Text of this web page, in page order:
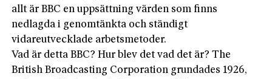
allt är BBC en uppsättning värden som finns
nedlagda i genomtänkta och ständigt
vidareutvecklade arbetsmetoder.
Vad är detta BBC? Hur blev det vad det är? The
British Broadcasting Corporation grundades 1926,